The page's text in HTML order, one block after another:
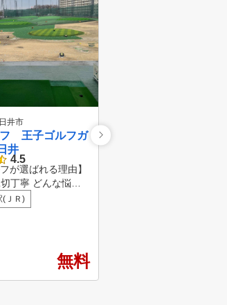
井市
王子ゴルフガ
井
4.5
フが選ばれる理由】
丁寧 どんな悩み
る [Point 2]
年の実績 アドバ
本質が学べる
(ＪＲ)
無料